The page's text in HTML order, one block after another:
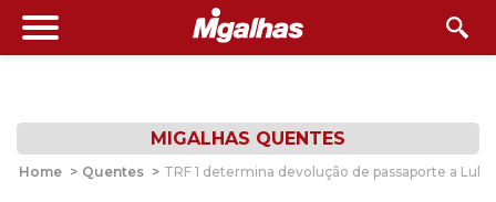
MIGALHAS QUENTES
Home > Quentes > TRF 1 determina devolução de passaporte a Lula